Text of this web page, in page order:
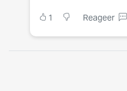
1 Reageer